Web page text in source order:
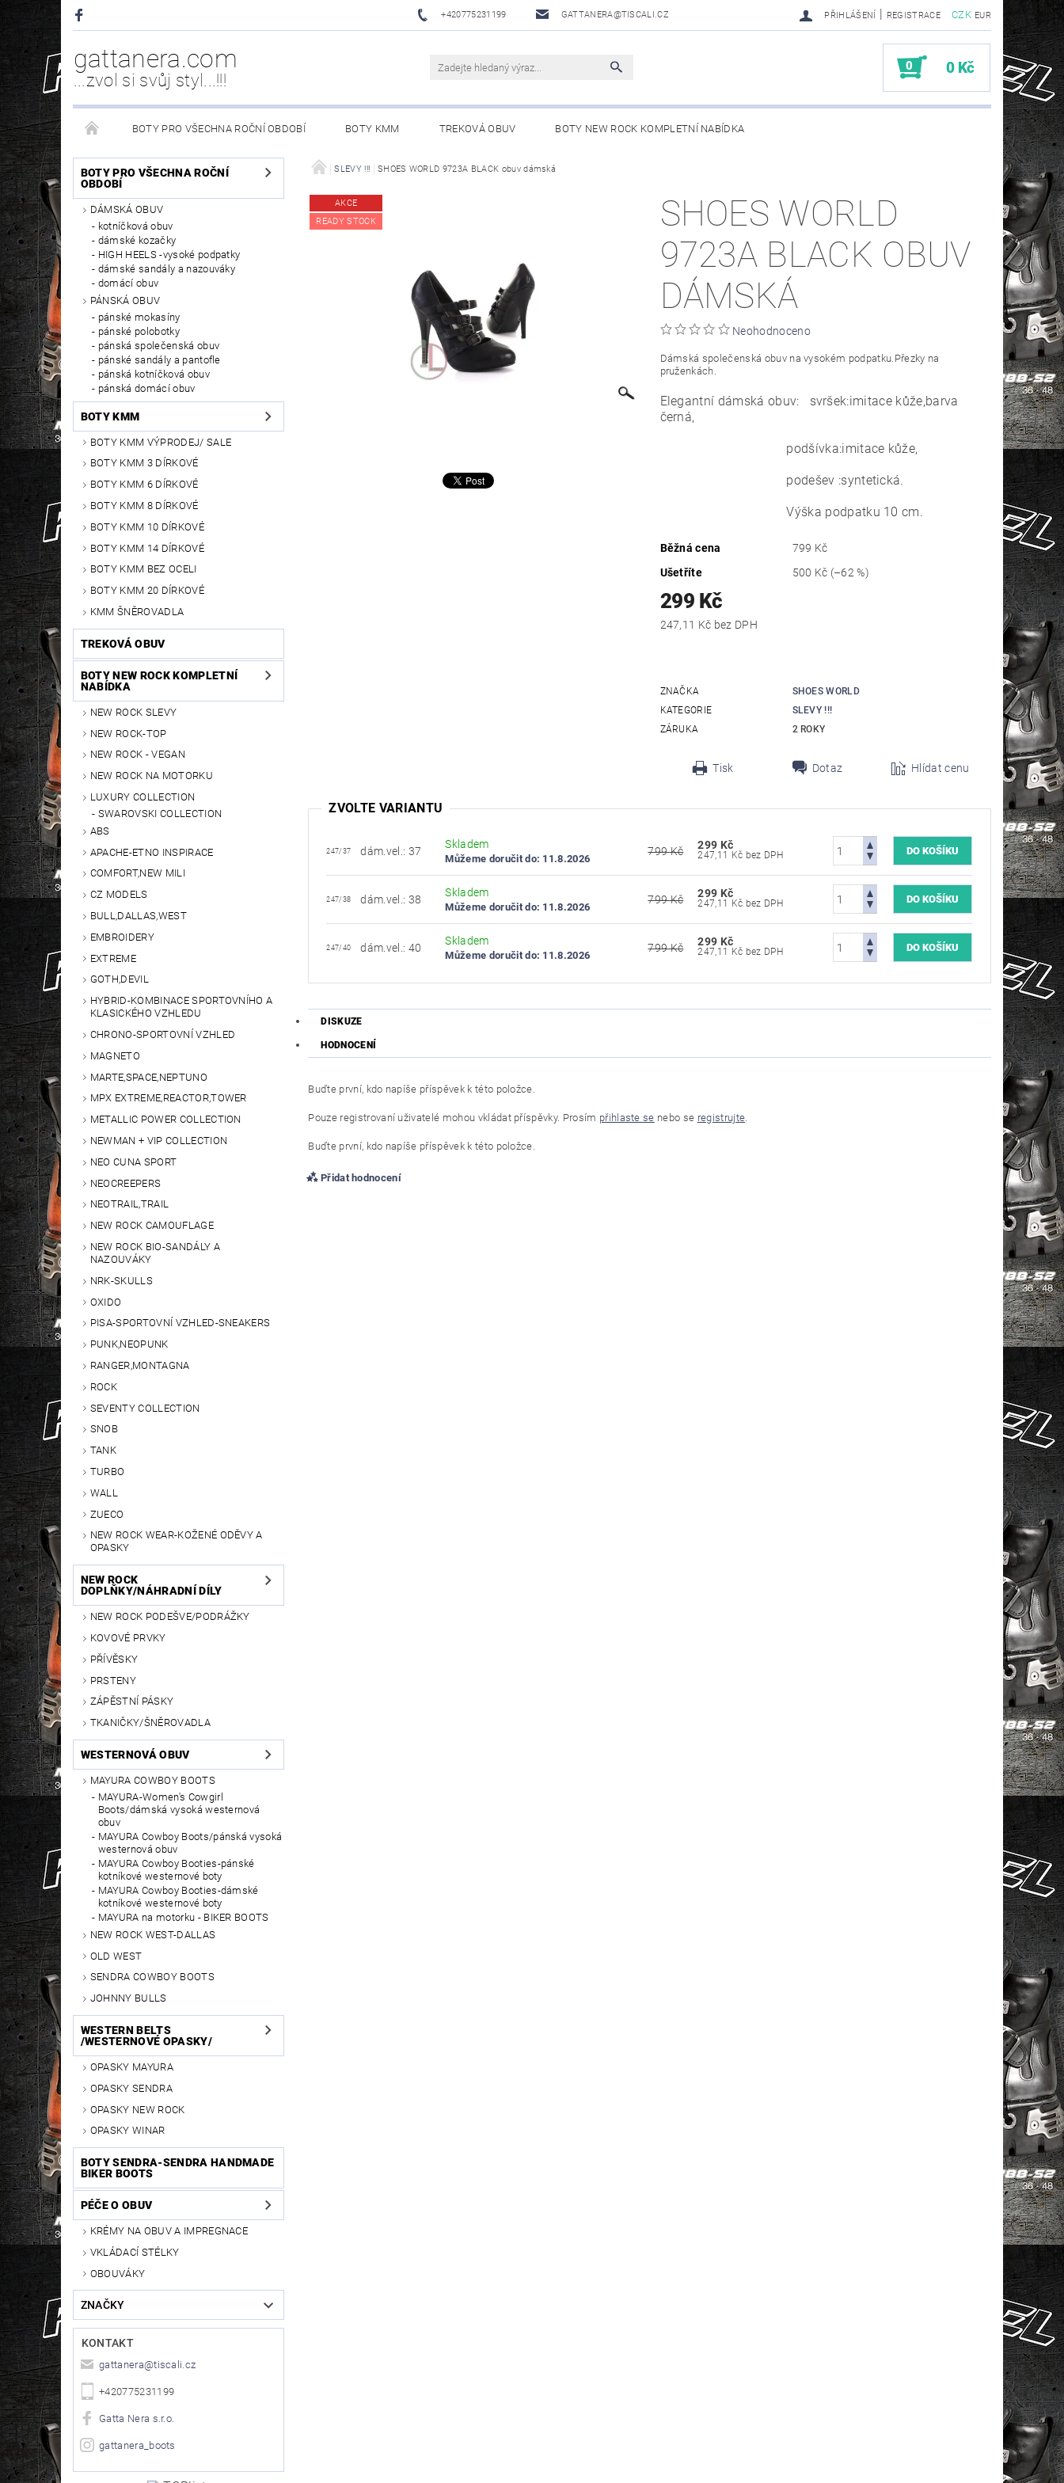
+420775231199 GATTANERA@TISCALI.CZ CZK EUR
PŘIHLÁŠENÍ | REGISTRACE
gattanera.com
...zvol si svůj styl...!!!
0 0 Kč
BOTY PRO VŠECHNA ROČNÍ OBDOBÍ BOTY KMM TREKOVÁ OBUV BOTY NEW ROCK KOMPLETNÍ NABÍDKA
NEW ROCK DOPLŇKY/NÁHRADNÍ DÍLY WESTERNOVÁ OBUV WESTERN BELTS /WESTERNOVÉ OPASKY/
PÉČE O OBUV
BOTY PRO VŠECHNA ROČNÍ
OBDOBÍ
DÁMSKÁ OBUV
kotníčková obuv
dámské kozačky
HIGH HEELS -vysoké podpatky
dámské sandály a nazouváky
domácí obuv
PÁNSKÁ OBUV
pánské mokasíny
pánské polobotky
pánská společenská obuv
pánské sandály a pantofle
pánská kotníčková obuv
pánská domácí obuv
BOTY KMM
BOTY KMM VÝPRODEJ/ SALE
BOTY KMM 3 DÍRKOVÉ
BOTY KMM 6 DÍRKOVÉ
BOTY KMM 8 DÍRKOVÉ
BOTY KMM 10 DÍRKOVÉ
BOTY KMM 14 DÍRKOVÉ
BOTY KMM BEZ OCELI
BOTY KMM 20 DÍRKOVÉ
KMM ŠNĚROVADLA
TREKOVÁ OBUV
BOTY NEW ROCK KOMPLETNÍ
NABÍDKA
NEW ROCK SLEVY
NEW ROCK-TOP
NEW ROCK - VEGAN
NEW ROCK NA MOTORKU
LUXURY COLLECTION
SWAROVSKI COLLECTION
ABS
APACHE-ETNO INSPIRACE
COMFORT,NEW MILI
CZ MODELS
BULL,DALLAS,WEST
EMBROIDERY
EXTREME
GOTH,DEVIL
HYBRID-KOMBINACE SPORTOVNÍHO A
KLASICKÉHO VZHLEDU
CHRONO-SPORTOVNÍ VZHLED
MAGNETO
MARTE,SPACE,NEPTUNO
MPX EXTREME,REACTOR,TOWER
METALLIC POWER COLLECTION
NEWMAN + VIP COLLECTION
NEO CUNA SPORT
NEOCREEPERS
NEOTRAIL,TRAIL
NEW ROCK CAMOUFLAGE
NEW ROCK BIO-SANDÁLY A
NAZOUVÁKY
NRK-SKULLS
OXIDO
PISA-SPORTOVNÍ VZHLED-SNEAKERS
PUNK,NEOPUNK
RANGER,MONTAGNA
ROCK
SEVENTY COLLECTION
SNOB
TANK
TURBO
WALL
ZUECO
NEW ROCK WEAR-KOŽENÉ ODĚVY A
OPASKY
NEW ROCK
DOPLŇKY/NÁHRADNÍ DÍLY
NEW ROCK PODEŠVE/PODRÁŽKY
KOVOVÉ PRVKY
PŘÍVĚSKY
PRSTENY
ZÁPĚSTNÍ PÁSKY
TKANIČKY/ŠNĚROVADLA
WESTERNOVÁ OBUV
MAYURA COWBOY BOOTS
MAYURA-Women's Cowgirl
Boots/dámská vysoká westernová
obuv
MAYURA Cowboy Boots/pánská vysoká
westernová obuv
MAYURA Cowboy Booties-pánské
kotníkové westernové boty
MAYURA Cowboy Booties-dámské
kotníkové westernové boty
MAYURA na motorku - BIKER BOOTS
NEW ROCK WEST-DALLAS
OLD WEST
SENDRA COWBOY BOOTS
JOHNNY BULLS
WESTERN BELTS
/WESTERNOVÉ OPASKY/
OPASKY MAYURA
OPASKY SENDRA
OPASKY NEW ROCK
OPASKY WINAR
BOTY SENDRA-SENDRA HANDMADE
BIKER BOOTS
PÉČE O OBUV
KRÉMY NA OBUV A IMPREGNACE
VKLÁDACÍ STÉLKY
OBOUVÁKY
ZNAČKY
KONTAKT
gattanera@tiscali.cz
+420775231199
Gatta Nera s.r.o.
gattanera_boots
SLEVY !!! SHOES WORLD 9723A BLACK obuv dámská
AKCE
READY STOCK
SHOES WORLD
9723A BLACK OBUV
DÁMSKÁ
Neohodnoceno
Dámská společenská obuv na vysokém podpatku.Přezky na
pruženkách.
Elegantní dámská obuv: svršek:imitace kůže,barva
černá,
podšívka:imitace kůže,
podešev :syntetická.
Výška podpatku 10 cm.
Běžná cena
799 Kč
Ušetříte
500 Kč (–62 %)
299 Kč
247,11 Kč bez DPH
ZNAČKA
SHOES WORLD
KATEGORIE
SLEVY !!!
ZÁRUKA
2 ROKY
Tisk Dotaz Hlídat cenu
ZVOLTE VARIANTU
247/37 dám.vel.: 37
Skladem
Můžeme doručit do: 11.8.2026
799 Kč 299 Kč
247,11 Kč bez DPH
247/38 dám.vel.: 38
Skladem
Můžeme doručit do: 11.8.2026
799 Kč 299 Kč
247,11 Kč bez DPH
247/40 dám.vel.: 40
Skladem
Můžeme doručit do: 11.8.2026
799 Kč 299 Kč
247,11 Kč bez DPH
DISKUZE
HODNOCENÍ
Buďte první, kdo napíše příspěvek k této položce.
Pouze registrovaní uživatelé mohou vkládat příspěvky. Prosím přihlaste se nebo se registrujte.
Buďte první, kdo napíše příspěvek k této položce.
Přidat hodnocení